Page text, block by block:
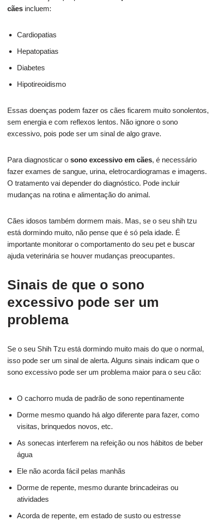
cães incluem:
Cardiopatias
Hepatopatias
Diabetes
Hipotireoidismo
Essas doenças podem fazer os cães ficarem muito sonolentos,
sem energia e com reflexos lentos. Não ignore o sono
excessivo, pois pode ser um sinal de algo grave.
Para diagnosticar o sono excessivo em cães, é necessário
fazer exames de sangue, urina, eletrocardiogramas e imagens.
O tratamento vai depender do diagnóstico. Pode incluir
mudanças na rotina e alimentação do animal.
Cães idosos também dormem mais. Mas, se o seu shih tzu
está dormindo muito, não pense que é só pela idade. É
importante monitorar o comportamento do seu pet e buscar
ajuda veterinária se houver mudanças preocupantes.
Sinais de que o sono
excessivo pode ser um
problema
Se o seu Shih Tzu está dormindo muito mais do que o normal,
isso pode ser um sinal de alerta. Alguns sinais indicam que o
sono excessivo pode ser um problema maior para o seu cão:
O cachorro muda de padrão de sono repentinamente
Dorme mesmo quando há algo diferente para fazer, como
visitas, brinquedos novos, etc.
As sonecas interferem na refeição ou nos hábitos de beber
água
Ele não acorda fácil pelas manhãs
Dorme de repente, mesmo durante brincadeiras ou
atividades
Acorda de repente, em estado de susto ou estresse